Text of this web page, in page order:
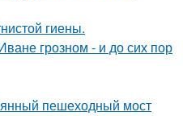
гиены.
грозном - и до сих пор
пешеходный мост